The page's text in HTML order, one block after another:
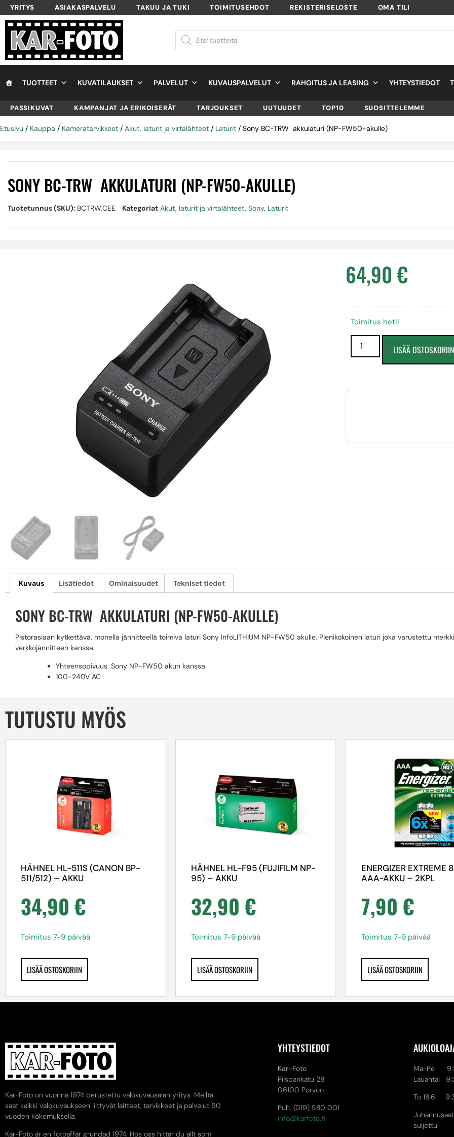
YRITYS ASIAKASPALVELU TAKUU JA TUKI TOIMITUSEHDOT REKISTERISELOSTE OMA TILI
TUOTTEET KUVATILAUKSET PALVELUT KUVAUSPALVELUT RAHOITUS JA LEASING YHTEYSTIEDOT
PASSIKUVAT KAMPANJAT JA ERIKOISERÄT TARJOUKSET UUTUUDET TOP10 SUOSITTELEMME
Etusivu / Kauppa / Kameratarvikkeet / Akut, laturit ja virtalähteet / Laturit / Sony BC-TRW akkulaturi (NP-FW50-akulle)
SONY BC-TRW AKKULATURI (NP-FW50-AKULLE)
Tuotetunnus (SKU): BCTRW.CEE Kategoriat Akut, laturit ja virtalähteet, Sony, Laturit
64,90€
Toimitus heti!
LISÄÄ OSTOSKORIIN
Kuvaus Lisätiedot Ominaisuudet Tekniset tiedot
SONY BC-TRW AKKULATURI (NP-FW50-AKULLE)
Pistorasiaan kytkettävä, monella jännitteellä toimiva laturi Sony InfoLITHIUM NP-FW50 akulle. Pienikokoinen laturi joka varustettu
verkkojännitteen kanssa.
Yhteensopivuus: Sony NP-FW50 akun kanssa
100-240V AC
TUTUSTU MYÖS
HÄHNEL HL-511S (CANON BP-
511/512) – AKKU
34,90 €
Toimitus 7-9 päivää
LISÄÄ OSTOSKORIIN
HÄHNEL HL-F95 (FUJIFILM NP-
95) – AKKU
32,90 €
Toimitus 7-9 päivää
LISÄÄ OSTOSKORIIN
ENERGIZER EXTREME
AAA-AKKU – 2KPL
7,90 €
Toimitus 7-9 päivää
LISÄÄ OSTOSKORIIN
Kar-Foto on vuonna 1974 perustettu valokuvausalan yritys. Meiltä
saat kaikki valokuvaukseen liittyvät laitteet, tarvikkeet ja palvelut 50
vuoden kokemuksella.
Kar-Foto är en fotoaffär grundad 1974. Hos oss hittar du allt som
YHTEYSTIEDOT
Kar-Foto
Piispankatu 28
06100 Porvoo
Puh. (019) 580 001
info@karfoto.fi
Ma-Pe
Lauantai
To 18.6
suljettu